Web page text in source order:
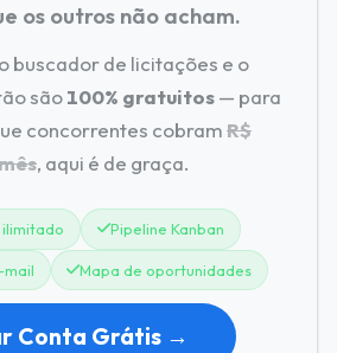
os outros não acham.
buscador de licitações e o
são100% gratuitos— para
concorrentes cobramR$
, aqui é de graça.
Pipeline Kanban
Mapa de oportunidades
Conta Grátis →